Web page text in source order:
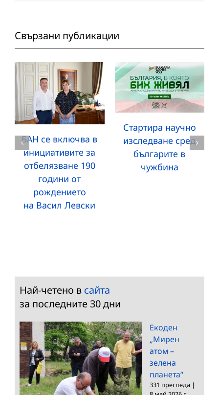
Свързани публикации
БАН се включва в
инициативите за
отбелязване 190
години от
рождението
на Васил Левски
Стартира научно
изследване сред
българите в
чужбина
Най-четено в сайта
за последните 30 дни
Екоден
„Мирен
атом –
зелена
планета“
331 прегледа |